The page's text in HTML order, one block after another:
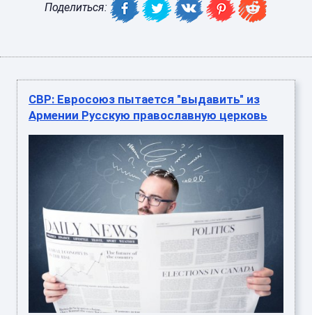
Поделиться:
СВР: Евросоюз пытается "выдавить" из
Армении Русскую православную церковь